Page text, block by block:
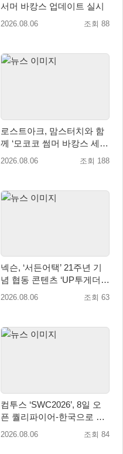
서머 바캉스 업데이트 실시
2026.08.06 조회 88
로스트아크, 맘스터치와 함
께 ‘모코코 썸머 바캉스 세
트’ 출시
2026.08.06 조회 188
넥슨, ‘서든어택’ 21주년 기
념 협동 콘텐츠 ‘UP투게더’
업데이트
2026.08.06 조회 63
컴투스 ‘SWC2026’, 8일 오
픈 퀄리파이어-한국으로 시
즌 개막!
2026.08.06 조회 84